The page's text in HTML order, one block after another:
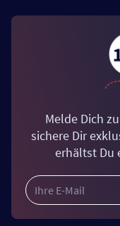
Melde Dich
sichere Dir
erhältst Du